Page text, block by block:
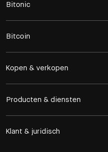
Bitonic
Bitcoin
Kopen & verkopen
Producten & diensten
Klant & juridisch